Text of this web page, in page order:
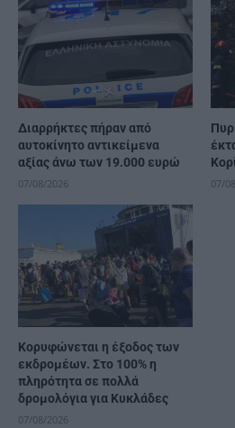
Διαρρήκτες πήραν από
αυτοκίνητο αντικείμενα
αξίας άνω των 19.000 ευρώ
07/08/2026 07/
Κορυφώνεται η έξοδος των
εκδρομέων. Στο 100% η
πληρότητα σε πολλά
δρομολόγια για Κυκλάδες
07/08/2026